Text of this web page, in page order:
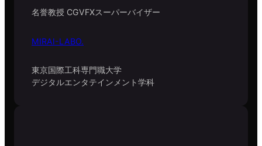
名誉教授 CGVFXスーパーバイザー
MIRAI-LABO.
東京国際工科専門職大学
デジタルエンタテインメント学科